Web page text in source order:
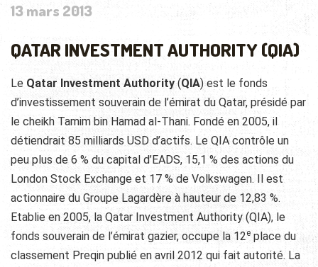
13 mars 2013
QATAR INVESTMENT AUTHORITY (QIA)
Le Qatar Investment Authority (QIA) est le fonds
d’investissement souverain de l’émirat du Qatar, présidé par
le cheikh Tamim bin Hamad al-Thani. Fondé en 2005, il
détiendrait 85 milliards USD d’actifs. Le QIA contrôle un
peu plus de 6 % du capital d’EADS, 15,1 % des actions du
London Stock Exchange et 17 % de Volkswagen. Il est
actionnaire du Groupe Lagardère à hauteur de 12,83 %.
Etablie en 2005, la Qatar Investment Authority (QIA), le
fonds souverain de l’émirat gazier, occupe la 12e place du
classement Preqin publié en avril 2012 qui fait autorité. La